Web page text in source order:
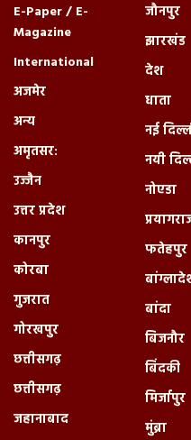
E-Paper / E-
Magazine
International
अजमेर
अन्य
अमृतसर:
उज्जैन
उत्तर प्रदेश
कानपुर
कोरबा
गुजरात
गोरखपुर
छत्तीसगढ़
छत्तीसगढ़
जहानाबाद
जौनपुर
झारखंड
देश
धाता
नई
नयी
नोएडा
फतेहपुर
बांदा
बिजनौर
बिंदकी
मिर्जापुर
मुंब्रा